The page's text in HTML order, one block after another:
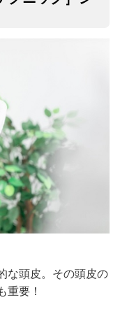
な頭皮。その頭皮の
重要！